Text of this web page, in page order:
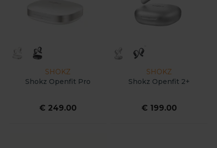
SHOKZ
Shokz Openfit Pro
€ 249.00
SHOKZ
Shokz Openfit 2+
€ 199.00